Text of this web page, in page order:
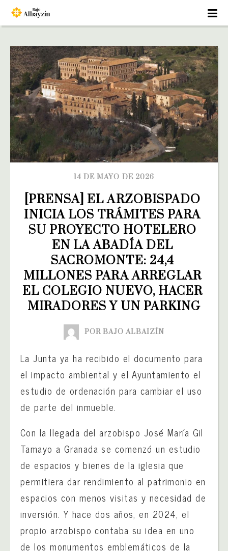
14 DE MAYO DE 2026
[PRENSA] EL ARZOBISPADO
INICIA LOS TRÁMITES PARA
SU PROYECTO HOTELERO
EN LA ABADÍA DEL
SACROMONTE: 24,4
MILLONES PARA ARREGLAR
EL COLEGIO NUEVO, HACER
MIRADORES Y UN PARKING
POR BAJO ALBAIZÍN
La Junta ya ha recibido el documento para
el impacto ambiental y el Ayuntamiento el
estudio de ordenación para cambiar el uso
de parte del inmueble.
Con la llegada del arzobispo José María Gil
Tamayo a Granada se comenzó un estudio
de espacios y bienes de la iglesia que
permitiera dar rendimiento al patrimonio en
espacios con menos visitas y necesidad de
inversión. Y hace dos años, en 2024, el
propio arzobispo contaba su idea en uno
de los monumentos emblemáticos de la